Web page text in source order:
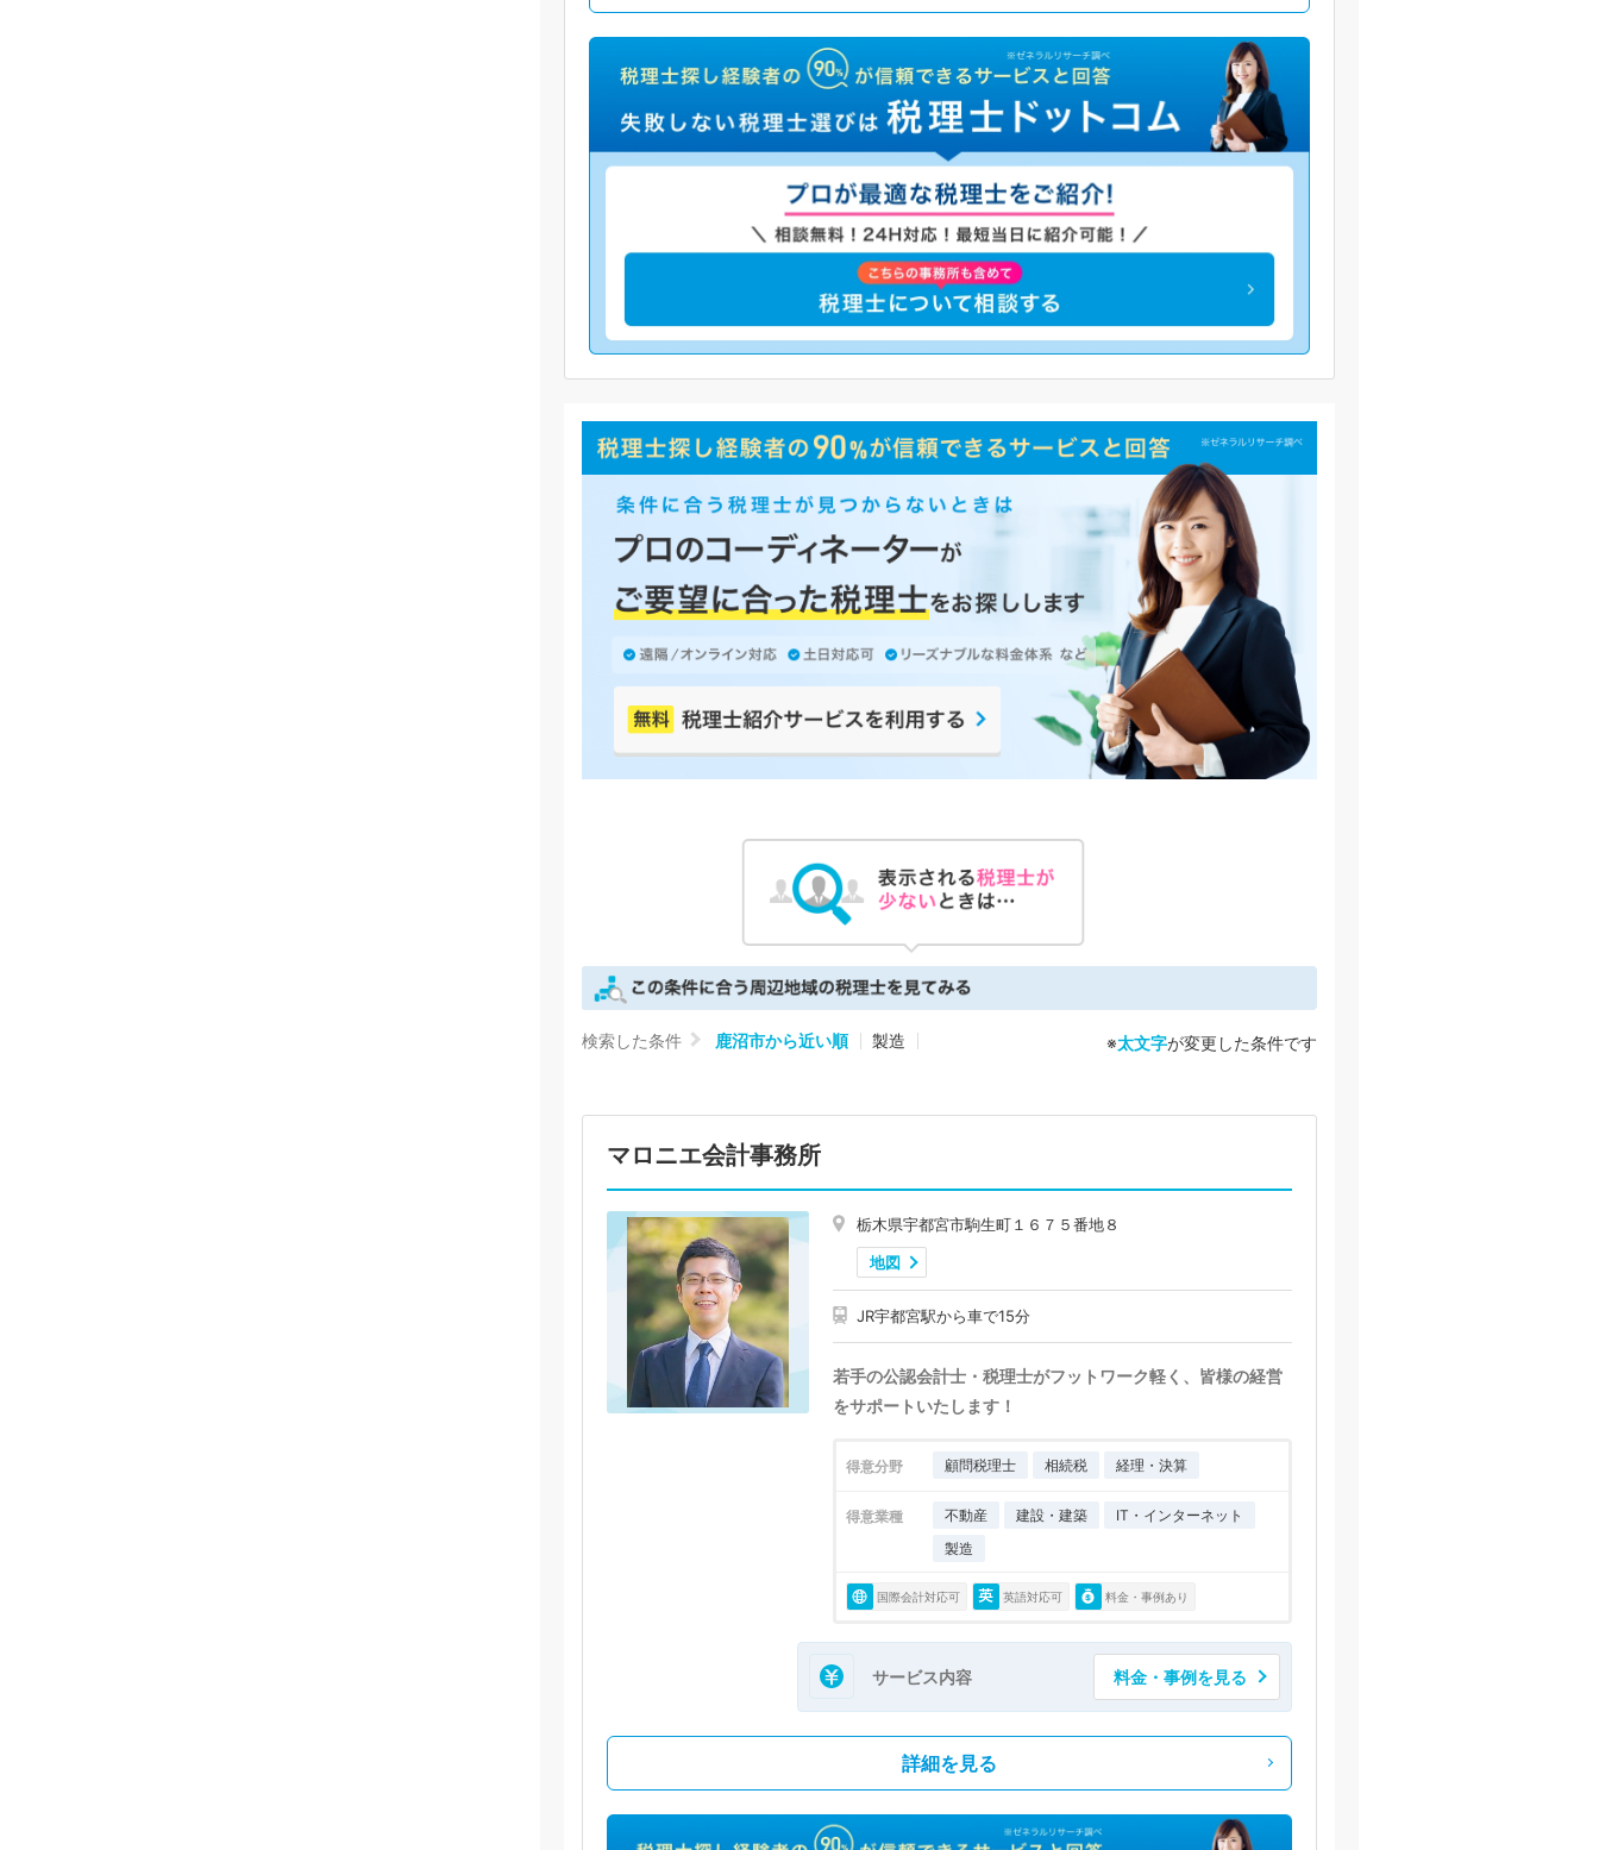
検索した条件 鹿沼市から近い順 製造 ※太文字が変更した条件です
マロニエ会計事務所
栃木県宇都宮市駒生町１６７５番地８
地図
JR宇都宮駅から車で15分
若手の公認会計士・税理士がフットワーク軽く、皆様の経営
をサポートいたします！
得意分野 顧問税理士 相続税 経理・決算
得意業種 不動産 建設・建築
IT・インターネット
製造
国際会計対応可 英語対応可 料金・事例あり
サービス内容 料金・事例を見る
詳細を見る